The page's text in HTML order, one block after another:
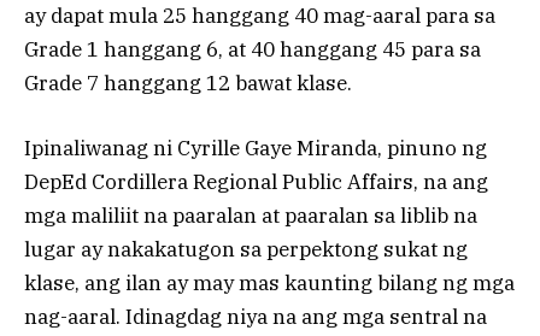
ay dapat mula 25 hanggang 40 mag-aaral para sa
Grade 1 hanggang 6, at 40 hanggang 45 para sa
Grade 7 hanggang 12 bawat klase.
Ipinaliwanag ni Cyrille Gaye Miranda, pinuno ng
DepEd Cordillera Regional Public Affairs, na ang
mga maliliit na paaralan at paaralan sa liblib na
lugar ay nakakatugon sa perpektong sukat ng
klase, ang ilan ay may mas kaunting bilang ng mga
nag-aaral. Idinagdag niya na ang mga sentral na